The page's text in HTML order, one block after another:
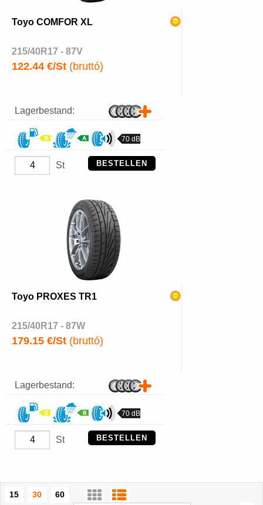
Toyo COMFOR XL
215/40R17 - 87V
122.44 €/St (bruttó)
Lagerbestand:
70 dB
St BESTELLEN
Toyo PROXES TR1
215/40R17 - 87W
179.15 €/St (bruttó)
Lagerbestand:
70 dB
St BESTELLEN
15 30
60